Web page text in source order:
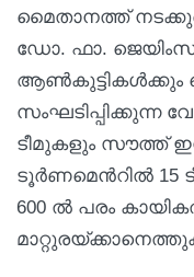
മൈതാനത്ത്
ഡോ. ഫാ. ജെയിംസ്
ആൺകുട്ടികൾക്കും
സംഘടിപ്പിക്കുന്ന
ടീമുകളും സൗത്ത്
ടൂർണമെൻറിൽ 15
600 ൽ പരം